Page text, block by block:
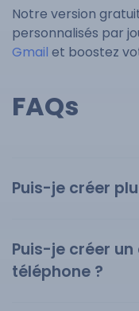
Notre version
personnalisés par
Gmail et boostez
FAQs
Puis-je créer
Puis-je créer
téléphone ?